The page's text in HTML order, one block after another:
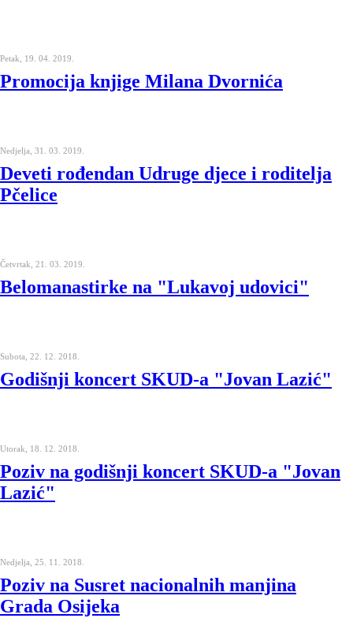
Petak, 19. 04. 2019.
Promocija knjige Milana Dvornića
Nedjelja, 31. 03. 2019.
Deveti rođendan Udruge djece i roditelja
Pčelice
Četvrtak, 21. 03. 2019.
Belomanastirke na "Lukavoj udovici"
Subota, 22. 12. 2018.
Godišnji koncert SKUD-a "Jovan Lazić"
Utorak, 18. 12. 2018.
Poziv na godišnji koncert SKUD-a "Jovan
Lazić"
Nedjelja, 25. 11. 2018.
Poziv na Susret nacionalnih manjina
Grada Osijeka